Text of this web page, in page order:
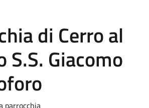
di Cerro al
S.S. Giacomo
parrocchia